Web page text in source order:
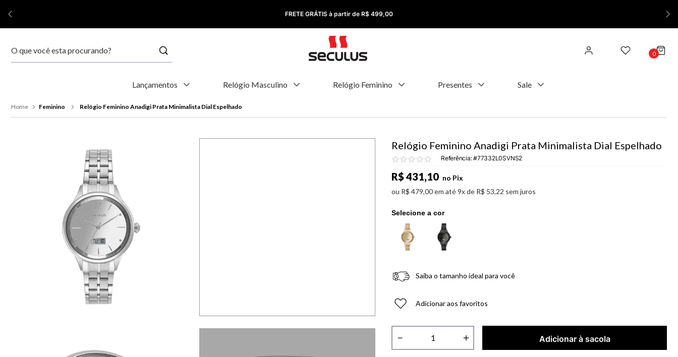
FRETE GRÁTIS à partir de R$ 499,00
0
Lançamentos Relógio Masculino Relógio Feminino Presentes Sale
Feminino Relógio Feminino Anadigi Prata Minimalista Dial Espelhado
Relógio Feminino Anadigi Prata Minimalista Dial Espelhado
Referência: 77332L0SVNS2
R$431,10 no Pix
ou R$ 479,00em até9x de R$ 53,22 sem juros
Saiba o tamanho ideal para você
Adicionar aos favoritos
＋
－ Adicionar à sacola
1 º relógio feminino
automático
dourado
relógio feminino rose
masculino